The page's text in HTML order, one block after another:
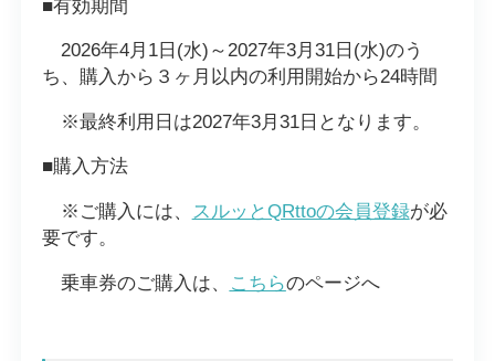
■有効期間
2026年4月1日(水)～2027年3月31日(水)のう
ち、購入から３ヶ月以内の利用開始から24時間
※最終利用日は2027年3月31日となります。
■購入方法
※ご購入には、 スルッとQRttoの会員登録が必
要です。
乗車券のご購入は、 こちらのページへ